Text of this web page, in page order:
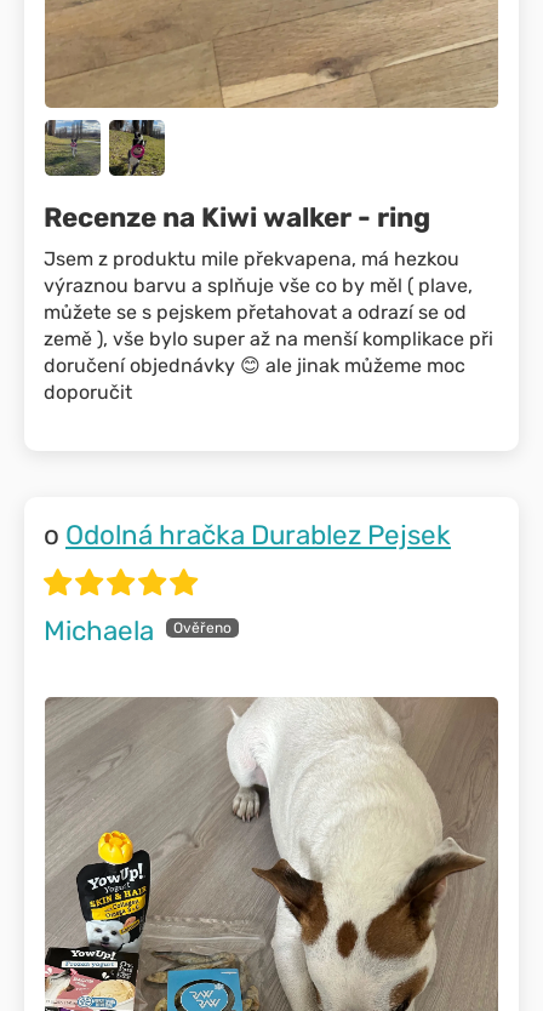
Recenze na Kiwi walker - ring
Jsem z produktu mile překvapena, má hezkou
výraznou barvu a splňuje vše co by měl ( plave,
můžete se s pejskem přetahovat a odrazí se od
země ), vše bylo super až na menší komplikace při
doručení objednávky 😊 ale jinak můžeme moc
doporučit
Odolná hračka Durablez Pejsek
Michaela